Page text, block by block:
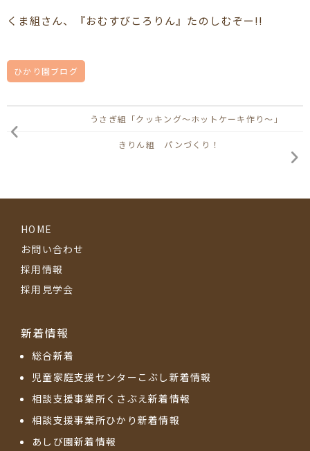
くま組さん、『おむすびころりん』たのしむぞー!!
ひかり園ブログ
うさぎ組「クッキング～ホットケーキ作り～」
きりん組 パンづくり！
HOME
お問い合わせ
採用情報
採用見学会
新着情報
総合新着
児童家庭支援センターこぶし新着情報
相談支援事業所くさぶえ新着情報
相談支援事業所ひかり新着情報
あしび園新着情報